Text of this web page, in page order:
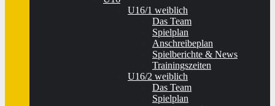
U16/1 weiblich
Das Team
Spielplan
Anschreibeplan
Spielberichte & News
Trainingszeiten
U16/2 weiblich
Das Team
Spielplan